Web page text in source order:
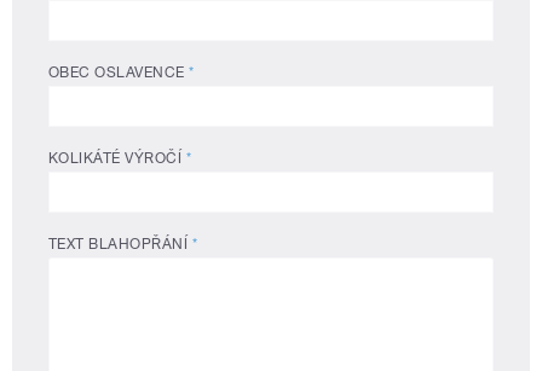
OBEC OSLAVENCE*
KOLIKÁTÉ VÝROČÍ *
TEXT BLAHOPŘÁNÍ *